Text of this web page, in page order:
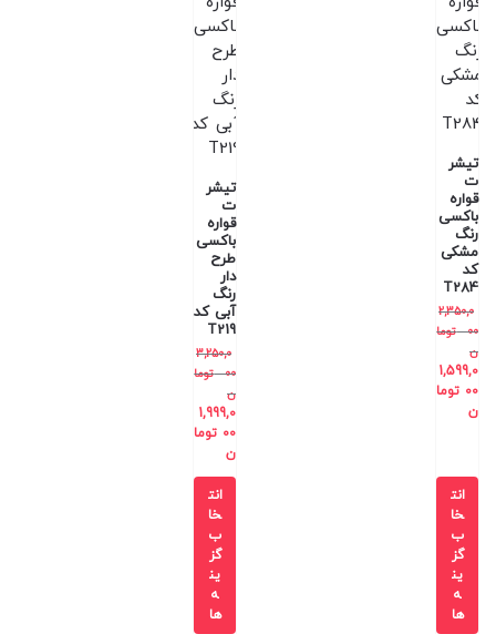
تیشر
ت
قواره
باکسی
رنگ
مشکی
کد
T284
2,350,0
00
توما
ن
1,599,0
00 توما
ن
انت
خا
ب
گز
ین
ه
ها
تیشر
ت
قواره
باکسی
طرح
دار
رنگ
آبی کد
T219
3,250,0
00
توما
ن
1,999,0
00 توما
ن
انت
خا
ب
گز
ین
ه
ها